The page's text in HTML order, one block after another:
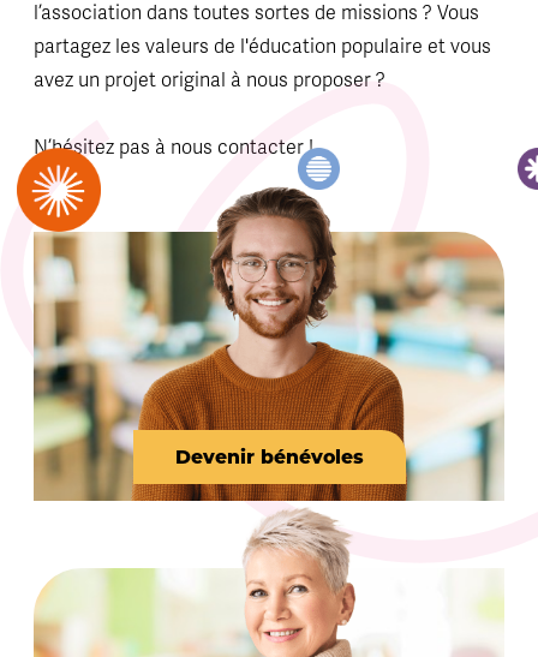
l’association dans toutes sortes de missions ? Vous
partagez les valeurs de l'éducation populaire et vous
avez un projet original à nous proposer ?
N’hésitez pas à nous contacter !
Devenir bénévoles